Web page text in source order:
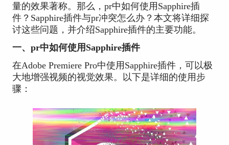
量的效果著称。那么，pr中如何使用Sapphire插
件？Sapphire插件与pr冲突怎么办？本文将详细探
讨这些问题，并介绍Sapphire插件的主要功能。
一、pr中如何使用Sapphire插件
在Adobe Premiere Pro中使用Sapphire插件，可以极
大地增强视频的视觉效果。以下是详细的使用步
骤：